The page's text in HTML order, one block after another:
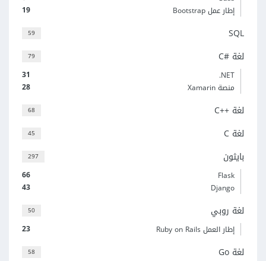
19
إطار عمل Bootstrap
59 SQL
79 لغة C#‎
31
‎.NET
28
منصة Xamarin
68 لغة C++‎
45 لغة C
297 بايثون
66
Flask
43
Django
50 لغة روبي
23 إطار العمل Ruby on Rails
58 لغة Go